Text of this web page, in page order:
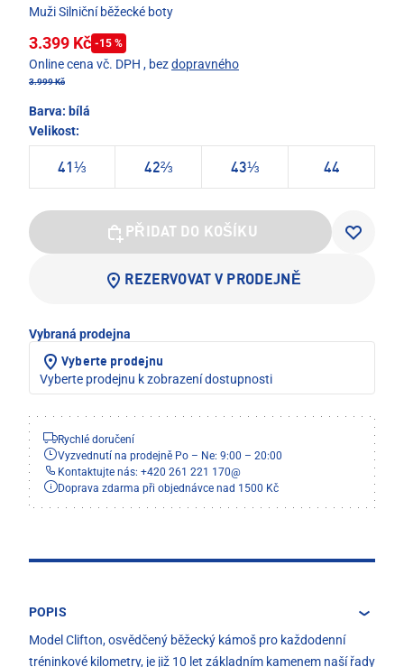
Muži Silniční běžecké boty
3.399 Kč -15 %
Online cena vč. DPH , bezdopravného
3.999 Kč
Barva: bílá
Velikost:
41⅓ 42⅔ 43⅓ 44
PŘIDAT DO KOŠÍKU
REZERVOVAT V PRODEJNĚ
Vybraná prodejna
Vyberte prodejnu
Vyberte prodejnu k zobrazení dostupnosti
Rychlé doručení
Vyzvednutí na prodejně Po – Ne: 9:00 – 20:00
Kontaktujte nás: +420 261 221 170@
Doprava zdarma při objednávce nad 1500 Kč
POPIS
Model Clifton, osvědčený běžecký kámoš pro každodenní
tréninkové kilometry, je již 10 let základním kamenem naší řady